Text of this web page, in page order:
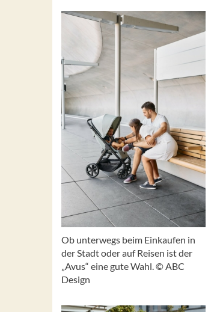
Ob unterwegs beim Einkaufen in
der Stadt oder auf Reisen ist der
„Avus“ eine gute Wahl. © ABC
Design